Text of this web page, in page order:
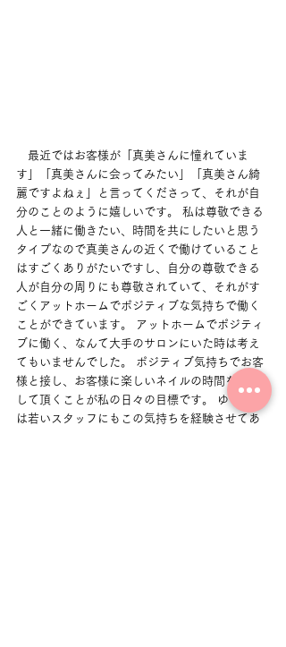
最近ではお客様が「真美さんに憧れていま
す」「真美さんに会ってみたい」「真美さん綺
麗ですよねぇ」と言ってくださって、それが自
分のことのように嬉しいです。 私は尊敬できる
人と一緒に働きたい、時間を共にしたいと思う
タイプなので真美さんの近くで働けていること
はすごくありがたいですし、自分の尊敬できる
人が自分の周りにも尊敬されていて、それがす
ごくアットホームでポジティブな気持ちで働く
ことができています。 アットホームでポジティ
ブに働く、なんて大手のサロンにいた時は考え
てもいませんでした。 ポジティブ気持ちでお客
様と接し、お客様に楽しいネイルの時間を過ご
して頂くことが私の日々の目標です。 ゆくゆく
は若いスタッフにもこの気持ちを経験させてあ